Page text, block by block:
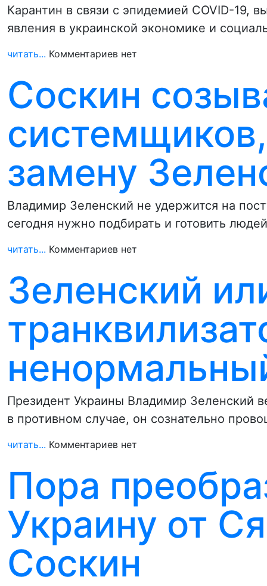
Карантин в связи с эпидемией COVID-19,
явления в украинской экономике и
читать... Комментариев нет
Соскин
замену
Владимир Зеленский не удержится на
сегодня нужно подбирать и готовить
читать... Комментариев нет
Зеленский
Президент Украины Владимир Зеленский
в противном случае, он сознательно
читать... Комментариев нет
Пора
Украину от
Соскин